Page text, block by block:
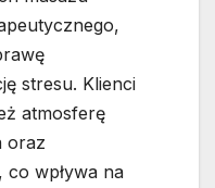
stresu. Klienci
atmosferę
oraz
wpływa na